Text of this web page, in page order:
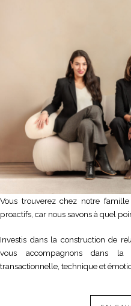
Vous trouverez chez notre
proactifs, car nous savons à quel
Investis dans la construction de
vous accompagnons dans
transactionnelle, technique et